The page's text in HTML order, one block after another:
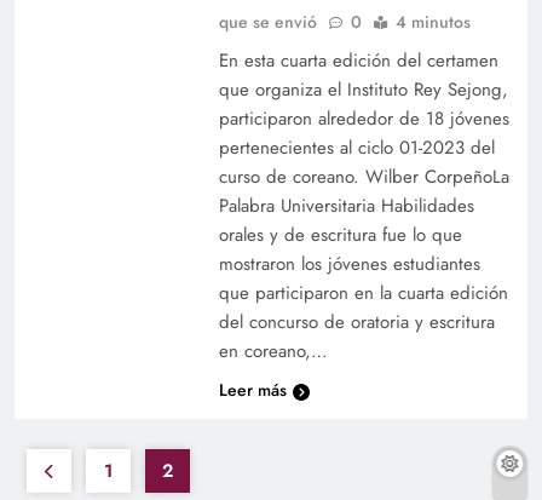
que se envió
0 4 minutos
En esta cuarta edición del certamen
que organiza el Instituto Rey Sejong,
participaron alrededor de 18 jóvenes
pertenecientes al ciclo 01-2023 del
curso de coreano. Wilber CorpeñoLa
Palabra Universitaria Habilidades
orales y de escritura fue lo que
mostraron los jóvenes estudiantes
que participaron en la cuarta edición
del concurso de oratoria y escritura
en coreano,…
Leer más
1 2